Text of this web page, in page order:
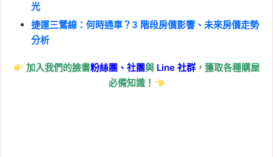
光
捷運三鶯線：何時通車？3 階段房價影響、未來房價走勢
分析
加入我們的臉書粉絲團、社團與 Line社群 ，獲取各種購屋
必備知識！